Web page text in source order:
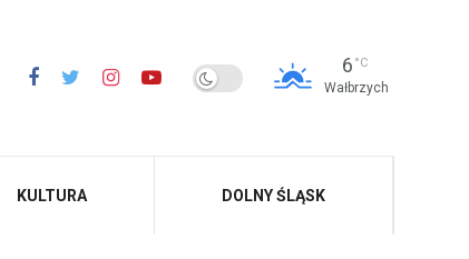
6 °C
Wałbrzych
KULTURA DOLNY ŚLĄSK